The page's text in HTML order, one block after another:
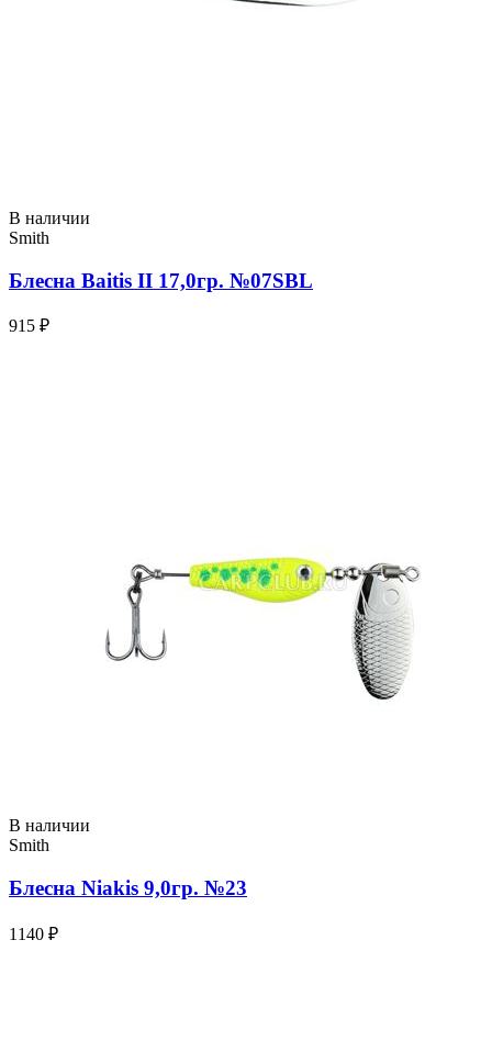
В наличии
Smith
Блесна Baitis II 17,0гр. №07SBL
915 ₽
В наличии
Smith
Блесна Niakis 9,0гр. №23
1140 ₽